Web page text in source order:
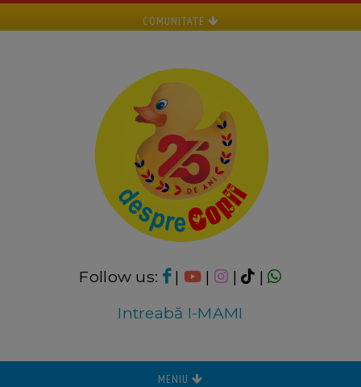
COMUNITATE
Follow us: | | |
|
Intreabă I-MAMI
MENIU